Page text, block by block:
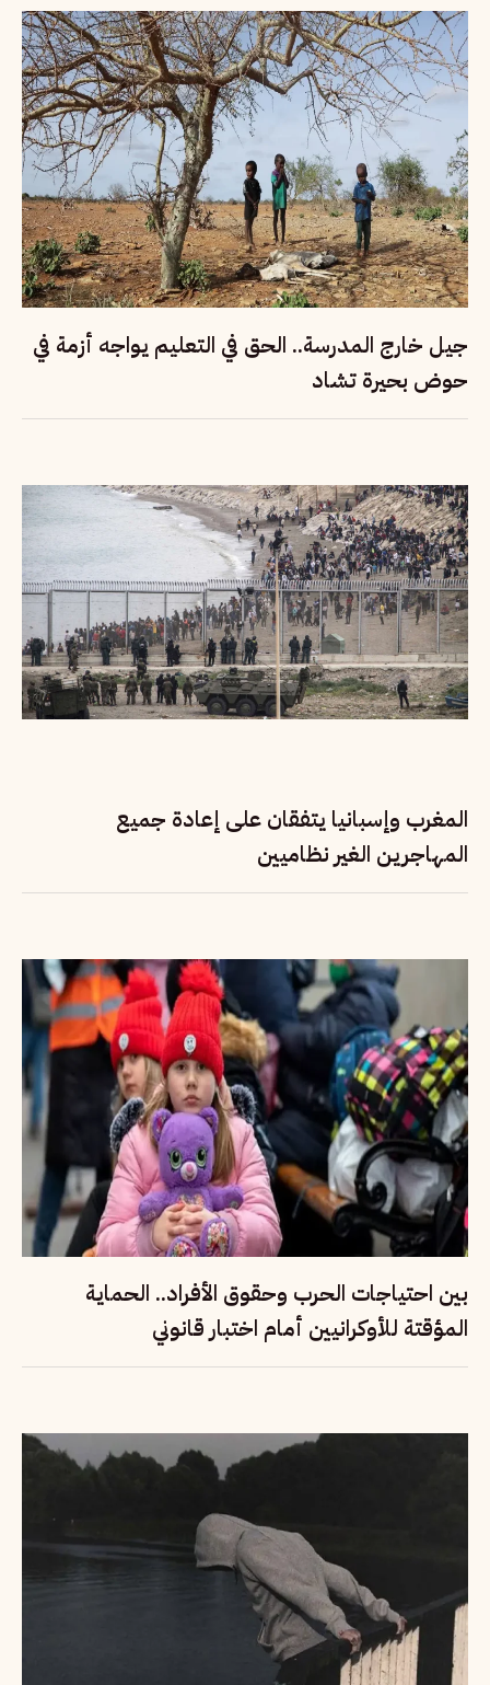
جيل خارج المدرسة.. الحق في التعليم يواجه أزمة في
حوض بحيرة تشاد
المغرب وإسبانيا يتفقان على إعادة جميع
المهاجرين الغير نظاميين
بين احتياجات الحرب وحقوق الأفراد.. الحماية
المؤقتة للأوكرانيين أمام اختبار قانوني